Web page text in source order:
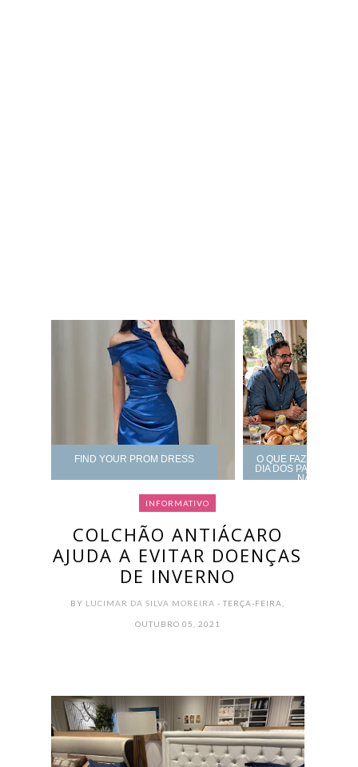
FIND YOUR PROM DRESS
O QUE FAZER DE
DIA DOS PAIS?
NÃO ERRAR
INFORMATIVO
COLCHÃO ANTIÁCARO
AJUDA A EVITAR DOENÇAS
DE INVERNO
BY LUCIMAR DA SILVA MOREIRA- TERÇA-FEIRA,
OUTUBRO 05, 2021